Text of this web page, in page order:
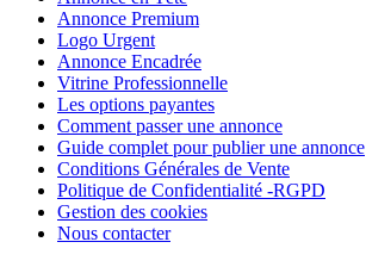
Annonce Premium
Logo Urgent
Annonce Encadrée
Vitrine Professionnelle
Les options payantes
Comment passer une annonce
Guide complet pour publier une annonce
Conditions Générales de Vente
Politique de Confidentialité -RGPD
Gestion des cookies
Nous contacter